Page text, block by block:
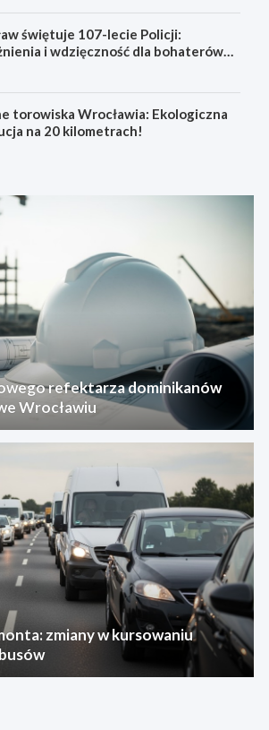
świętuje 107-lecie Policji:
i wdzięczność dla bohaterów
torowiska Wrocławia: Ekologiczna
na 20 kilometrach!
refektarza dominikanów
Wrocławiu
zmiany w kursowaniu